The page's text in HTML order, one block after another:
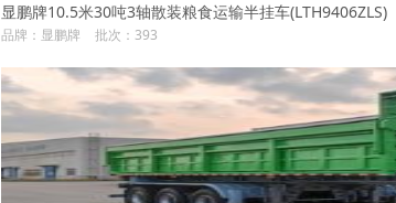
显鹏牌10.5米30吨3轴散装粮食运输半挂车(LTH9406ZLS)
品牌：显鹏牌 批次：393